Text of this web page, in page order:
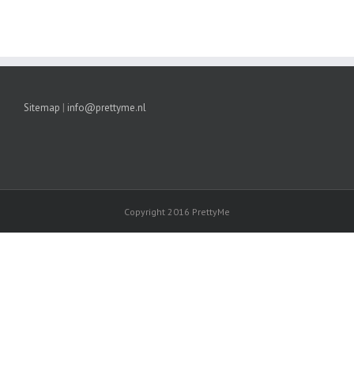
Sitemap | info@prettyme.nl
Copyright 2016 PrettyMe